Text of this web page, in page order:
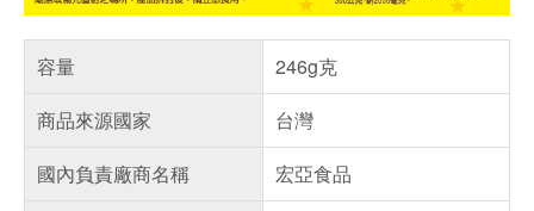
容量
246g克
商品來源國家
台灣
國內負責廠商名稱
宏亞食品